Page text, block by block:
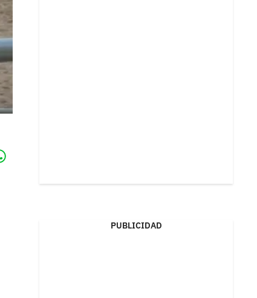
PUBLICIDAD